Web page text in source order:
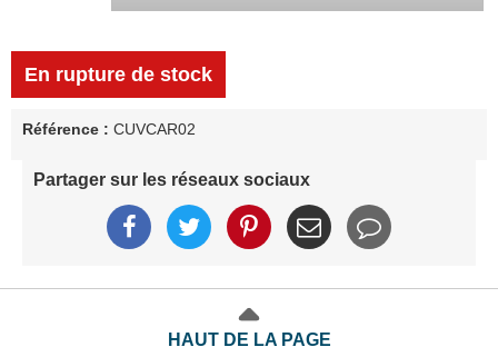
En rupture de stock
Référence : CUVCAR02
Partager sur les réseaux sociaux
HAUT DE LA PAGE